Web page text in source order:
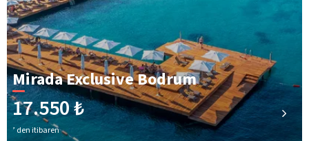
Mirada Exclusive Bodrum
17.550 ₺
’ den itibaren